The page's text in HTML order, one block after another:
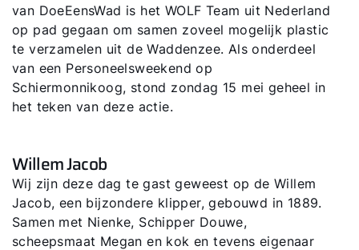
van DoeEensWad is het WOLF Team uit Nederland
op pad gegaan om samen zoveel mogelijk plastic
te verzamelen uit de Waddenzee. Als onderdeel
van een Personeelsweekend op
Schiermonnikoog, stond zondag 15 mei geheel in
het teken van deze actie.
Willem Jacob
Wij zijn deze dag te gast geweest op de Willem
Jacob, een bijzondere klipper, gebouwd in 1889.
Samen met Nienke, Schipper Douwe,
scheepsmaat Megan en kok en tevens eigenaar
Adresgegevens
Ook interessant?
Service App